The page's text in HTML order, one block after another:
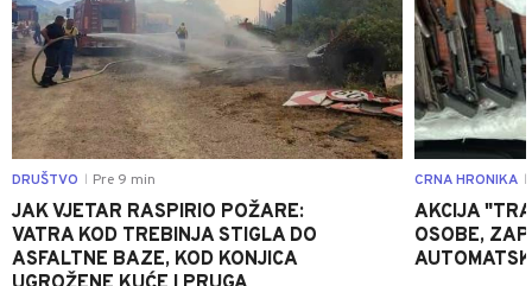
DRUŠTVO Pre 9 min
JAK VJETAR RASPIRIO POŽARE:
VATRA KOD TREBINJA STIGLA DO
ASFALTNE BAZE, KOD KONJICA
CRNA HRONIKA
AKCIJA
OSOBE,